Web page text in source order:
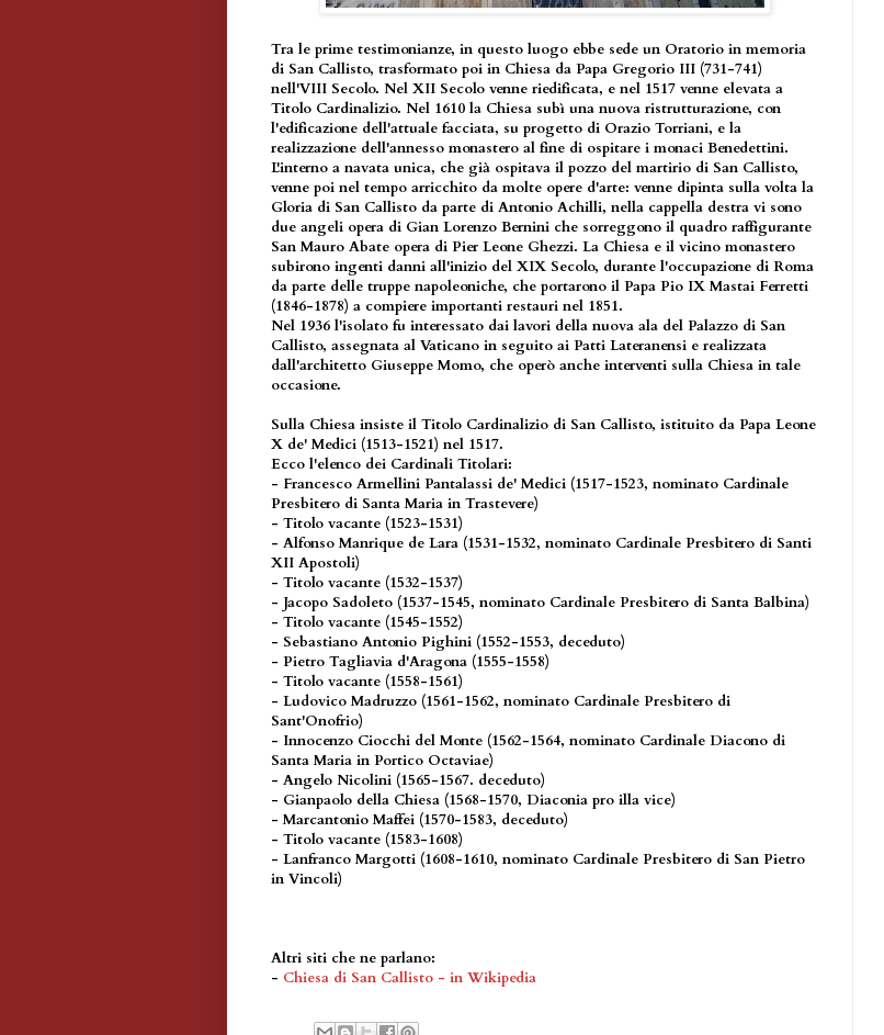
Tra le prime testimonianze, in questo luogo ebbe sede un Oratorio in memoria
di San Callisto, trasformato poi in Chiesa da Papa Gregorio III (731-741)
nell'VIII Secolo. Nel XII Secolo venne riedificata, e nel 1517 venne elevata a
Titolo Cardinalizio. Nel 1610 la Chiesa subì una nuova ristrutturazione, con
l'edificazione dell'attuale facciata, su progetto di Orazio Torriani, e la
realizzazione dell'annesso monastero al fine di ospitare i monaci Benedettini.
L'interno a navata unica, che già ospitava il pozzo del martirio di San Callisto,
venne poi nel tempo arricchito da molte opere d'arte: venne dipinta sulla volta la
Gloria di San Callisto da parte di Antonio Achilli, nella cappella destra vi sono
due angeli opera di Gian Lorenzo Bernini che sorreggono il quadro raffigurante
San Mauro Abate opera di Pier Leone Ghezzi. La Chiesa e il vicino monastero
subirono ingenti danni all'inizio del XIX Secolo, durante l'occupazione di Roma
da parte delle truppe napoleoniche, che portarono il Papa Pio IX Mastai Ferretti
(1846-1878) a compiere importanti restauri nel 1851.
Nel 1936 l'isolato fu interessato dai lavori della nuova ala del Palazzo di San
Callisto, assegnata al Vaticano in seguito ai Patti Lateranensi e realizzata
dall'architetto Giuseppe Momo, che operò anche interventi sulla Chiesa in tale
occasione.
Sulla Chiesa insiste il Titolo Cardinalizio di San Callisto, istituito da Papa Leone
X de' Medici (1513-1521) nel 1517.
Ecco l'elenco dei Cardinali Titolari:
- Francesco Armellini Pantalassi de' Medici (1517-1523, nominato Cardinale
Presbitero di Santa Maria in Trastevere)
- Titolo vacante (1523-1531)
- Alfonso Manrique de Lara (1531-1532, nominato Cardinale Presbitero di Santi
XII Apostoli)
- Titolo vacante (1532-1537)
- Jacopo Sadoleto (1537-1545, nominato Cardinale Presbitero di Santa Balbina)
- Titolo vacante (1545-1552)
- Sebastiano Antonio Pighini (1552-1553, deceduto)
- Pietro Tagliavia d'Aragona (1555-1558)
- Titolo vacante (1558-1561)
- Ludovico Madruzzo (1561-1562, nominato Cardinale Presbitero di
Sant'Onofrio)
- Innocenzo Ciocchi del Monte (1562-1564, nominato Cardinale Diacono di
Santa Maria in Portico Octaviae)
- Angelo Nicolini (1565-1567. deceduto)
- Gianpaolo della Chiesa (1568-1570, Diaconia pro illa vice)
- Marcantonio Maffei (1570-1583, deceduto)
- Titolo vacante (1583-1608)
- Lanfranco Margotti (1608-1610, nominato Cardinale Presbitero di San Pietro
in Vincoli)
Altri siti che ne parlano:
- Chiesa di San Callisto - in Wikipedia